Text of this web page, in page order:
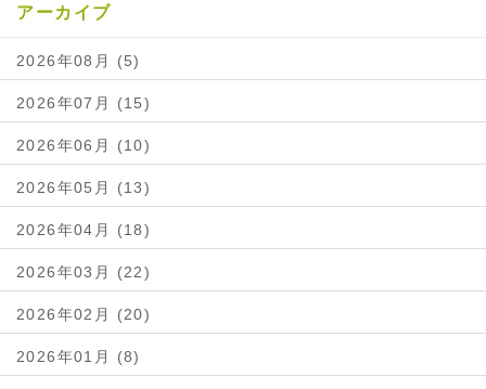
アーカイブ
2026年08月 (5)
2026年07月 (15)
2026年06月 (10)
2026年05月 (13)
2026年04月 (18)
2026年03月 (22)
2026年02月 (20)
2026年01月 (8)